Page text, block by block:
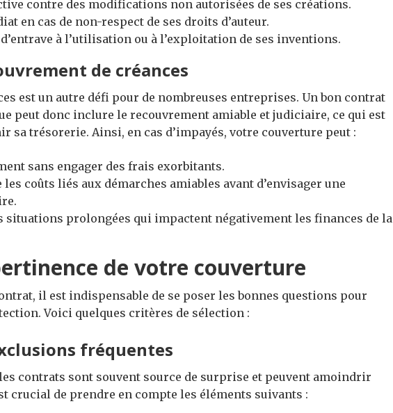
contre des modifications non autorisées de ses créations.
en cas de non-respect de ses droits d’auteur.
à l’utilisation ou à l’exploitation de ses inventions.
de créances
est un autre défi pour de nombreuses entreprises. Un bon contrat
peut donc inclure le recouvrement amiable et judiciaire, ce qui est
sa trésorerie. Ainsi, en cas d’impayés, votre couverture peut :
sans engager des frais exorbitants.
coûts liés aux démarches amiables avant d’envisager une
situations prolongées qui impactent négativement les finances de la
de votre couverture
il est indispensable de se poser les bonnes questions pour
Voici quelques critères de sélection :
fréquentes
contrats sont souvent source de surprise et peuvent amoindrir
crucial de prendre en compte les éléments suivants :